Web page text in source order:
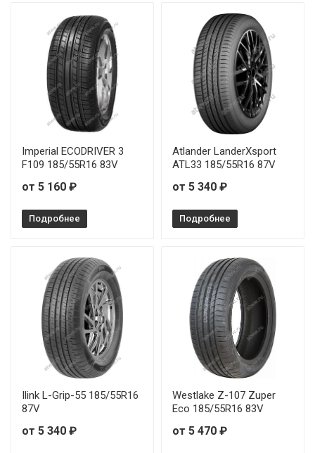
Imperial ECODRIVER 3
F109 185/55R16 83V
от 5 160 ₽
Подробнее
Atlander LanderXsport
ATL33 185/55R16 87V
от 5 340 ₽
Подробнее
Ilink L-Grip-55 185/55R16
87V
от 5 340 ₽
Westlake Z-107 Zuper
Eco 185/55R16 83V
от 5 470 ₽